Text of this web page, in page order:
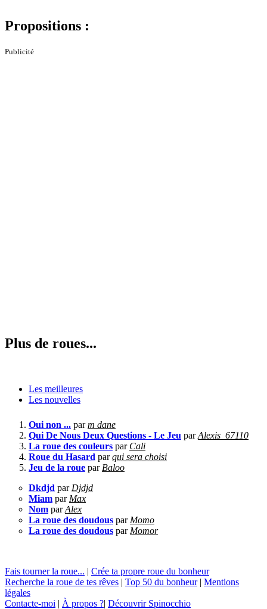
Propositions :
Publicité
Plus de roues...
Les meilleures
Les nouvelles
Oui non ... parm dane
Qui De Nous Deux Questions - Le Jeu parAlexis_67110
La roue des couleurs par Cali
Roue du Hasard parqui sera choisi
Jeu de la roue par Baloo
Dkdjd par Djdjd
Miam par Max
Nom parAlex
La roue des doudous par Momo
La roue des doudous par Momor
Fais tourner la roue... | Crée ta propre roue du bonheur
Recherche la roue de tes rêves | Top 50 du bonheur| Mentions
légales
Contacte-moi | À propos ?| Découvrir Spinocchio